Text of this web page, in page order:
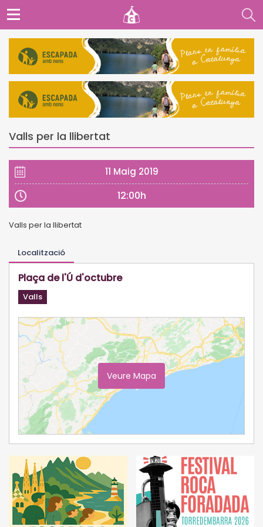
Valls per la llibertat
11 Maig 2019
12:00h
Valls per la llibertat
Localització
Plaça de l'Ú d'octubre
Valls
Veure Mapa